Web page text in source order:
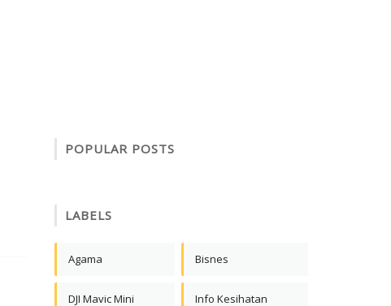
POPULAR POSTS
LABELS
Agama Bisnes
DJI Mavic Mini Info Kesihatan